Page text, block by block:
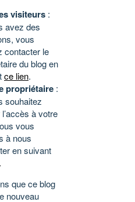
visiteurs :
avez des
vous
contacter le
du blog en
ce lien.
propriétaire :
souhaitez
à votre
vous
à nous
en suivant
.
que ce blog
nouveau